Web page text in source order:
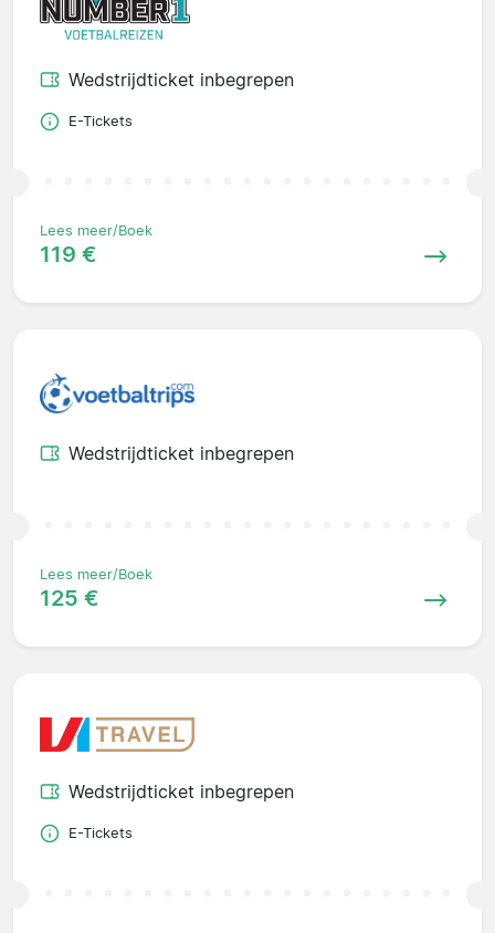
Wedstrijdticket inbegrepen
E-Tickets
Lees meer/Boek
119 €
Wedstrijdticket inbegrepen
Lees meer/Boek
125 €
Wedstrijdticket inbegrepen
E-Tickets